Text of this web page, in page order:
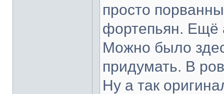
просто
фортепьян.
Можно было
придумать. В
Ну а так